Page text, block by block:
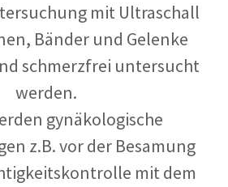
mit Ultraschall
Bänder und Gelenke
schmerzfrei untersucht
werden.
gynäkologische
z.B. vor der Besamung
mit dem